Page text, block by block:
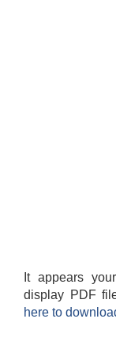
It appears
display PDF
here to